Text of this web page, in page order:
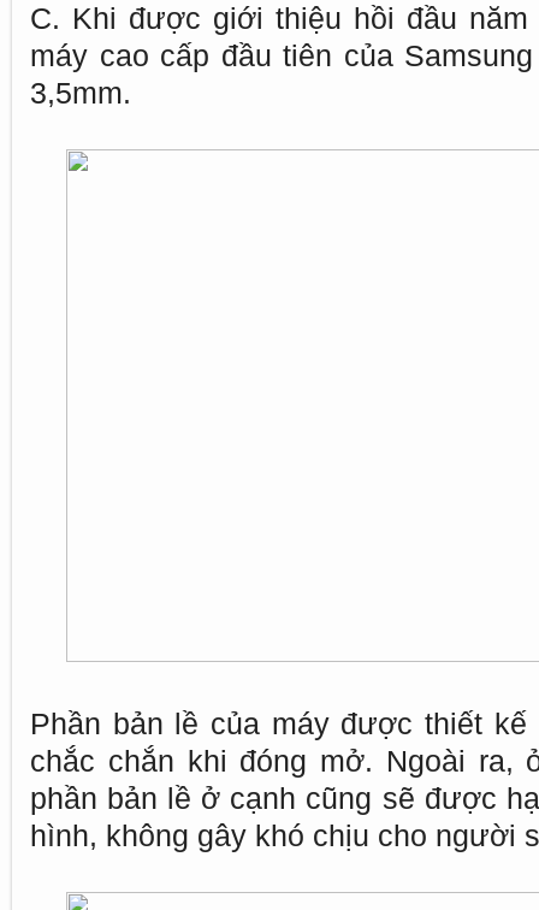
C. Khi được giới thiệu hồi đầu năm
máy cao cấp đầu tiên của
3,5mm.
Phần bản lề của máy được thiết
chắc chắn khi đóng mở. Ngoài ra,
phần bản lề ở cạnh cũng sẽ được
hình, không gây khó chịu cho người